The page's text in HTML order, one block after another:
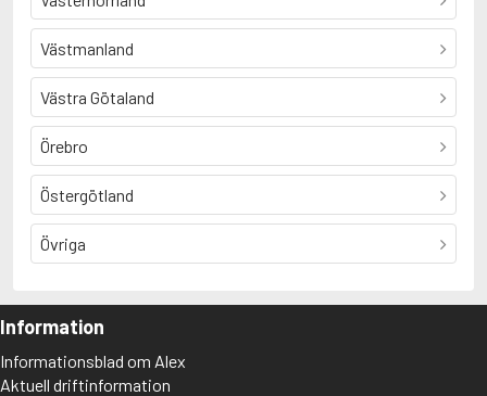
Västmanland
Västra Götaland
Örebro
Östergötland
Övriga
Information
Informationsblad om Alex
Aktuell driftinformation